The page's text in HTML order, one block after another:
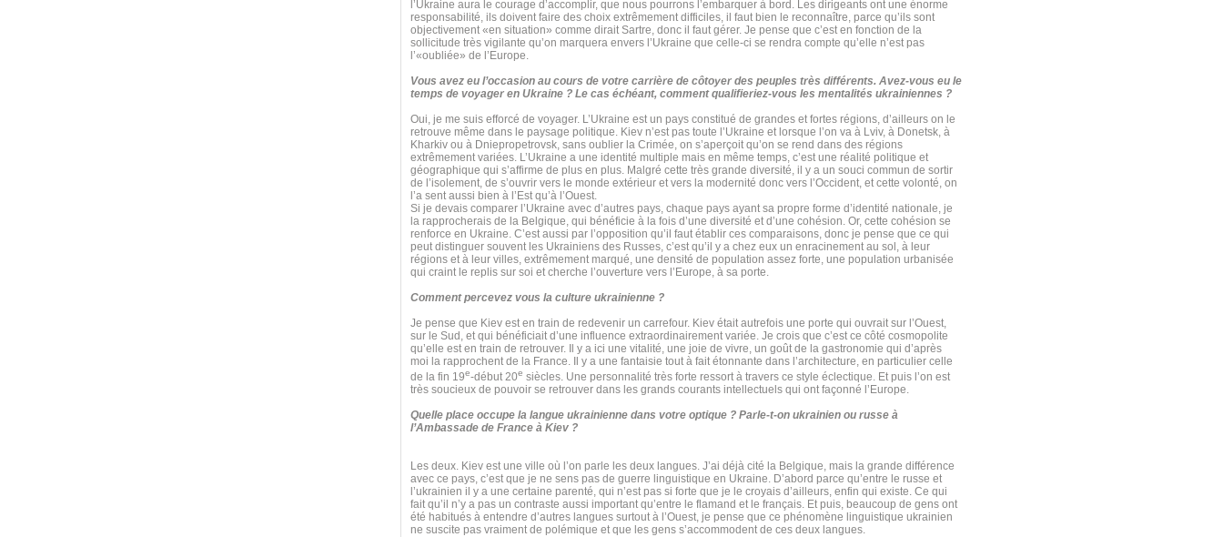
l’Ukraine aura le courage d’accomplir, que nous pourrons l’embarquer à bord. Les dirigeants ont une énorme
responsabilité, ils doivent faire des choix extrêmement difficiles, il faut bien le reconnaître, parce qu’ils sont
objectivement «en situation» comme dirait Sartre, donc il faut gérer. Je pense que c’est en fonction de la
sollicitude très vigilante qu’on marquera envers l’Ukraine que celle-ci se rendra compte qu’elle n’est pas
l’«oubliée» de l’Europe.
Vous avez eu l’occasion au cours de votre carrière de côtoyer des peuples très différents. Avez-vous eu le
temps de voyager en Ukraine ? Le cas échéant, comment qualifieriez-vous les mentalités ukrainiennes ?
Oui, je me suis efforcé de voyager. L’Ukraine est un pays constitué de grandes et fortes régions, d’ailleurs on le
retrouve même dans le paysage politique. Kiev n’est pas toute l’Ukraine et lorsque l’on va à Lviv, à Donetsk, à
Kharkiv ou à Dniepropetrovsk, sans oublier la Crimée, on s’aperçoit qu’on se rend dans des régions
extrêmement variées. L’Ukraine a une identité multiple mais en même temps, c’est une réalité politique et
géographique qui s’affirme de plus en plus. Malgré cette très grande diversité, il y a un souci commun de sortir
de l’isolement, de s’ouvrir vers le monde extérieur et vers la modernité donc vers l’Occident, et cette volonté, on
l’a sent aussi bien à l’Est qu’à l’Ouest.
Si je devais comparer l’Ukraine avec d’autres pays, chaque pays ayant sa propre forme d’identité nationale, je
la rapprocherais de la Belgique, qui bénéficie à la fois d’une diversité et d’une cohésion. Or, cette cohésion se
renforce en Ukraine. C’est aussi par l’opposition qu’il faut établir ces comparaisons, donc je pense que ce qui
peut distinguer souvent les Ukrainiens des Russes, c’est qu’il y a chez eux un enracinement au sol, à leur
régions et à leur villes, extrêmement marqué, une densité de population assez forte, une population urbanisée
qui craint le replis sur soi et cherche l’ouverture vers l’Europe, à sa porte.
Comment percevez vous la culture ukrainienne ?
Je pense que Kiev est en train de redevenir un carrefour. Kiev était autrefois une porte qui ouvrait sur l’Ouest,
sur le Sud, et qui bénéficiait d’une influence extraordinairement variée. Je crois que c’est ce côté cosmopolite
qu’elle est en train de retrouver. Il y a ici une vitalité, une joie de vivre, un goût de la gastronomie qui d’après
moi la rapprochent de la France. Il y a une fantaisie tout à fait étonnante dans l’architecture, en particulier celle
de la fin 19e-début 20e siècles. Une personnalité très forte ressort à travers ce style éclectique. Et puis l’on est
très soucieux de pouvoir se retrouver dans les grands courants intellectuels qui ont façonné l’Europe.
Quelle place occupe la langue ukrainienne dans votre optique ? Parle-t-on ukrainien ou russe à
l’Ambassade de France à Kiev ?
Les deux. Kiev est une ville où l’on parle les deux langues. J’ai déjà cité la Belgique, mais la grande différence
avec ce pays, c’est que je ne sens pas de guerre linguistique en Ukraine. D’abord parce qu’entre le russe et
l’ukrainien il y a une certaine parenté, qui n’est pas si forte que je le croyais d’ailleurs, enfin qui existe. Ce qui
fait qu’il n’y a pas un contraste aussi important qu’entre le flamand et le français. Et puis, beaucoup de gens ont
été habitués à entendre d’autres langues surtout à l’Ouest, je pense que ce phénomène linguistique ukrainien
ne suscite pas vraiment de polémique et que les gens s’accommodent de ces deux langues.